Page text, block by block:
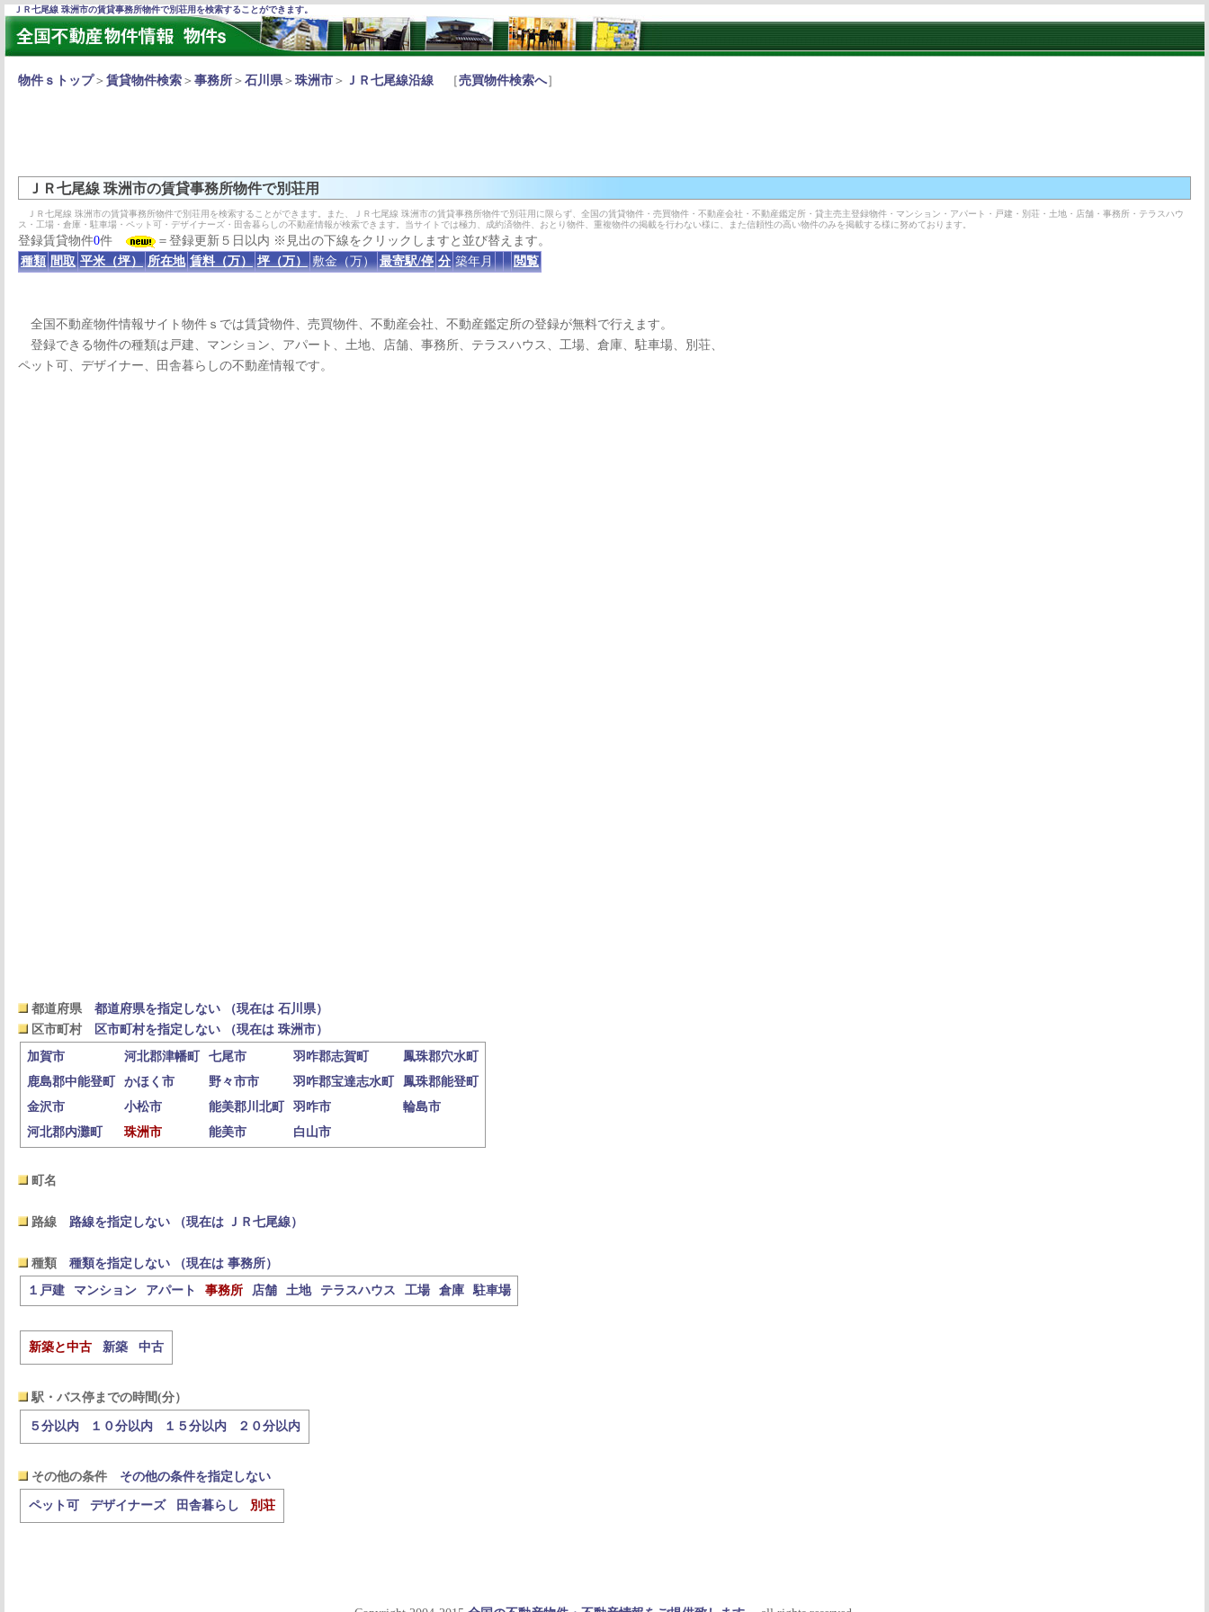
ＪＲ七尾線 珠洲市の賃貸事務所物件で別荘用を検索することができます。
物件ｓトップ＞ 賃貸物件検索 ＞ 事務所 ＞ 石川県＞ 珠洲市 ＞ ＪＲ七尾線沿線 ［売買物件検索へ］
ＪＲ七尾線 珠洲市の賃貸事務所物件で別荘用
ＪＲ七尾線 珠洲市の賃貸事務所物件で別荘用を検索することができます。また、ＪＲ七尾線 珠洲市の賃貸事務所物件で別荘用に限らず、全国の賃貸物件・売買物件・不動産会社・不動産鑑定所・貸主売主登録物件・マンション・アパート・戸建・別荘・土地・店舗・事務所・テラスハウ
ス・工場・倉庫・駐車場・ペット可・デザイナーズ・田舎暮らしの不動産情報が検索できます。当サイトでは極力、成約済物件、おとり物件、重複物件の掲載を行わない様に、また信頼性の高い物件のみを掲載する様に努めております。
登録賃貸物件0件
＝登録更新５日以内 ※見出の下線をクリックしますと並び替えます。
種類 間取 平米（坪） 所在地 賃料（万） 坪（万） 敷金（万） 最寄駅/停 分 築年月 閲覧
全国不動産物件情報サイト物件ｓでは賃貸物件、売買物件、不動産会社、不動産鑑定所の登録が無料で行えます。
登録できる物件の種類は戸建、マンション、アパート、土地、店舗、事務所、テラスハウス、工場、倉庫、駐車場、別荘、
ペット可、デザイナー、田舎暮らしの不動産情報です。
都道府県
都道府県を指定しない （現在は 石川県）
区市町村
区市町村を指定しない （現在は 珠洲市）
加賀市
河北郡津幡町 七尾市 羽咋郡志賀町
鳳珠郡穴水町
鹿島郡中能登町
かほく市 野々市市 羽咋郡宝達志水町
鳳珠郡能登町
金沢市
小松市 能美郡川北町 羽咋市
輪島市
河北郡内灘町
珠洲市 能美市 白山市
町名
路線 路線を指定しない （現在は ＪＲ七尾線）
種類
種類を指定しない （現在は 事務所）
１戸建
マンション アパート 事務所 店舗 土地 テラスハウス 工場 倉庫 駐車場
新築と中古 新築 中古
駅・バス停までの時間(分）
５分以内 １０分以内 １５分以内 ２０分以内
その他の条件 その他の条件を指定しない
ペット可 デザイナーズ 田舎暮らし 別荘